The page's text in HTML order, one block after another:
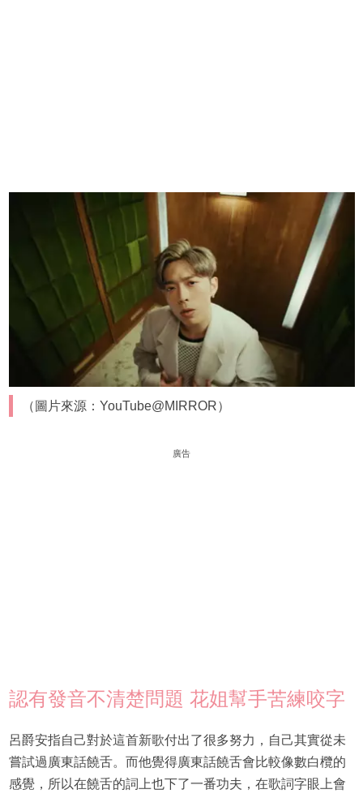
（圖片來源：YouTube@MIRROR）
廣告
認有發音不清楚問題 花姐幫手苦練咬字
呂爵安指自己對於這首新歌付出了很多努力，自己其實從未
嘗試過廣東話饒舌。而他覺得廣東話饒舌會比較像數白欖的
感覺，所以在饒舌的詞上也下了一番功夫，在歌詞字眼上會